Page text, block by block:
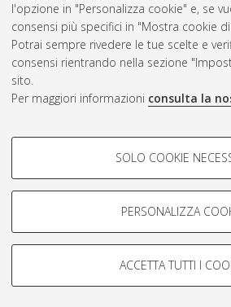
l'opzione in "Personalizza cookie" e, se
consensi più specifici in "Mostra cookie
Potrai sempre rivedere le tue scelte e
consensi rientrando nella sezione
sito.
Per maggiori informazioni consulta la
COOKIE DI PROFILAZIONE -
Si tratta di cookie utilizzati per
navigazione degli utenti, creare profili in
Mostra cookie di profilazione
COOKIE TECNICI - NECESSARI
SOLO COOKIE
PERSONALIZZA
ACCETTA TUTTI I
Rss 1.0
Rss 2.0
AMS Laurea
Impostazioni Cookie
Informativa sulla privacy
Condizioni d’uso del sito